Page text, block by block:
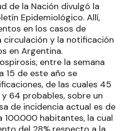
de la Nación divulgó la
Epidemiológico. Allí,
en los casos de
circulación y la notificación
en Argentina.
entre la semana
15 de este año se
de las cuales 45
64 probables, sobre un
de incidencia actual es de
100.000 habitantes, la cual